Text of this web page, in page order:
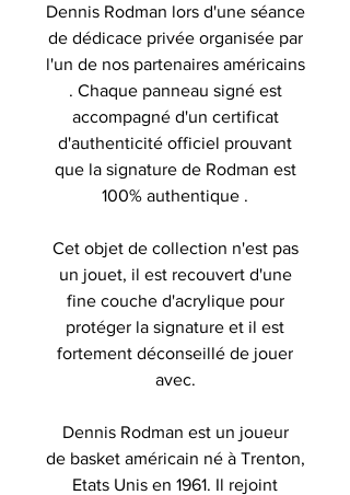
Dennis Rodman lors d'une séance
de dédicace privée organisée par
l'un de nos partenaires américains
. Chaque panneau signé est
accompagné d'un certificat
d'authenticité officiel prouvant
que la signature de Rodman est
100% authentique .
Cet objet de collection n'est pas
un jouet, il est recouvert d'une
fine couche d'acrylique pour
protéger la signature et il est
fortement déconseillé de jouer
avec.
Dennis Rodman est un joueur
de basket américain né à Trenton,
Etats Unis en 1961. Il rejoint